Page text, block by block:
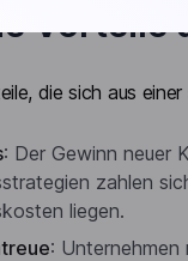
Vorteile
die sich aus
: Der Gewinn neuer
zahlen
liegen.
: Unternehmen